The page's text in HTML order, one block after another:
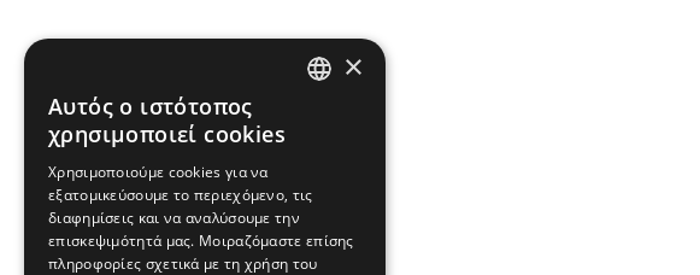
FRENCH
BULGARIAN
×
Αυτός ο ιστότοπος
χρησιμοποιεί cookies
Χρησιμοποιούμε cookies για να
εξατομικεύσουμε το περιεχόμενο, τις
διαφημίσεις και να αναλύσουμε την
επισκεψιμότητά μας. Μοιραζόμαστε επίσης
πληροφορίες σχετικά με τη χρήση του